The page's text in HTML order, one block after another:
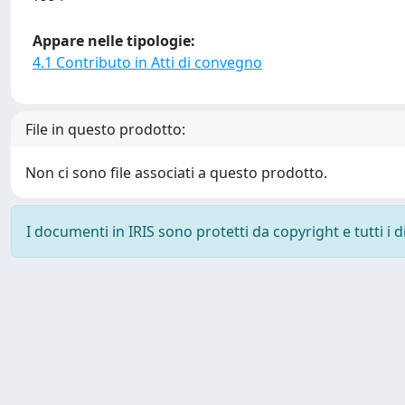
Appare nelle tipologie:
4.1 Contributo in Atti di convegno
File in questo prodotto:
Non ci sono file associati a questo prodotto.
I documenti in IRIS sono protetti da copyright e tutti i